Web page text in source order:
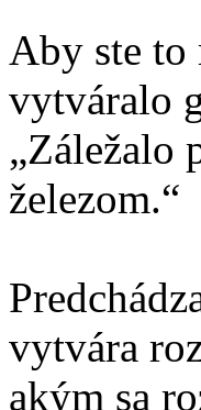
Aby ste to
vytváralo
„Záležalo
železom.“
vytvára
akým sa